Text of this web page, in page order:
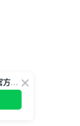
綁定 Timberland 官方會員